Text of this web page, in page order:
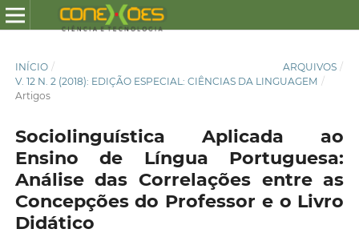
INÍCIO / ARQUIVOS /
V. 12 N. 2 (2018): EDIÇÃO ESPECIAL: CIÊNCIAS DA LINGUAGEM /
Artigos
Sociolinguística Aplicada ao
Ensino de Língua Portuguesa:
Análise das Correlações entre as
Concepções do Professor e o Livro
Didático